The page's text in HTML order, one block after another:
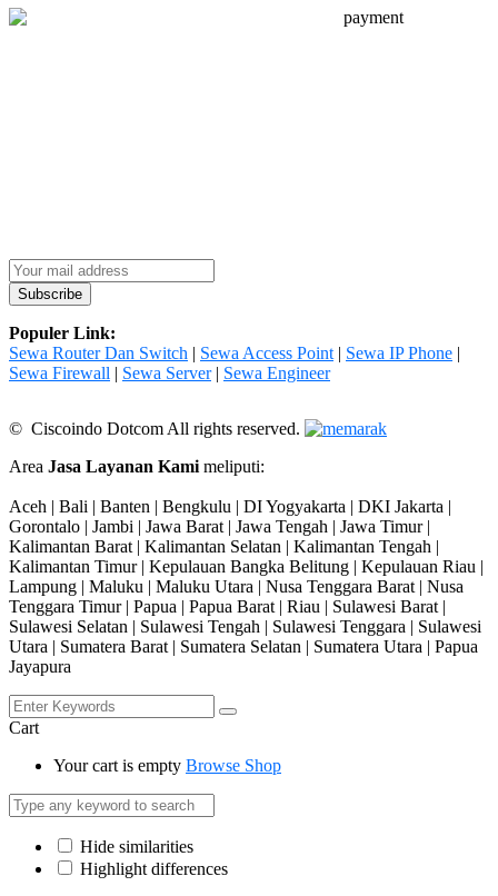
Populer Link:
Sewa Router Dan Switch | Sewa Access Point| Sewa IP Phone |
Sewa Firewall | Sewa Server| Sewa Engineer
© Ciscoindo Dotcom All rights reserved.
Area Jasa Layanan Kamimeliputi:
Aceh | Bali | Banten | Bengkulu | DI Yogyakarta | DKI Jakarta |
Gorontalo | Jambi | Jawa Barat | Jawa Tengah | Jawa Timur |
Kalimantan Barat | Kalimantan Selatan | Kalimantan Tengah |
Kalimantan Timur | Kepulauan Bangka Belitung | Kepulauan Riau |
Lampung | Maluku | Maluku Utara | Nusa Tenggara Barat | Nusa
Tenggara Timur | Papua | Papua Barat | Riau | Sulawesi Barat |
Sulawesi Selatan | Sulawesi Tengah | Sulawesi Tenggara | Sulawesi
Utara | Sumatera Barat | Sumatera Selatan | Sumatera Utara | Papua
Jayapura
Cart
Your cart is empty Browse Shop
Hide similarities
Highlight differences